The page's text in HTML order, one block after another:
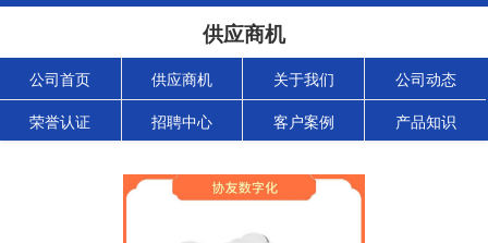
供应商机
公司首页 供应商机 关于我们 公司动态
荣誉认证 招聘中心 客户案例 产品知识